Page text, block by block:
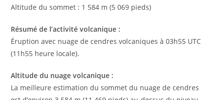
Altitude du sommet : 1 584 m (5 069 pieds)
Résumé de l’activité volcanique :
Éruption avec nuage de cendres volcaniques à 03h55 UTC
(11h55 heure locale).
Altitude du nuage volcanique :
La meilleure estimation du sommet du nuage de cendres